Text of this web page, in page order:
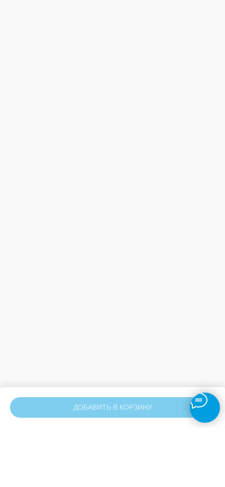
ДОБАВИТЬ В КОРЗИНУ